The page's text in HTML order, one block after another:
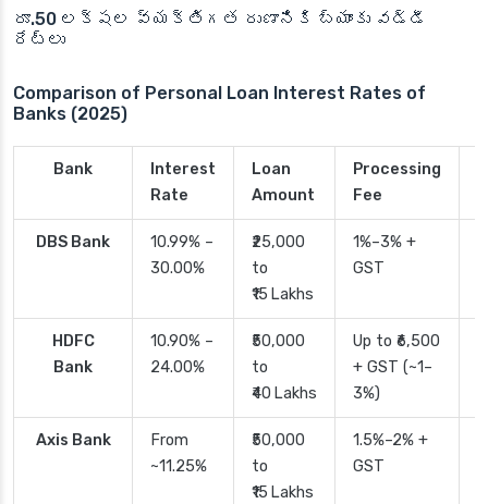
రూ.50 లక్షల వ్యక్తిగత రుణానికి బ్యాంకు వడ్డీ
రేట్లు
Comparison of Personal Loan Interest Rates of
Banks (2025)
Bank
Interest
Rate
Loan
Amount
Processing
Fee
DBS Bank
10.99% –
30.00%
₹25,000
to
₹15 Lakhs
1%–3% +
GST
HDFC
Bank
10.90% –
24.00%
₹50,000
to
₹40 Lakhs
Up to ₹6,500
+ GST (~1–
3%)
Axis Bank
From
~11.25%
₹50,000
to
₹15 Lakhs
1.5%–2% +
GST